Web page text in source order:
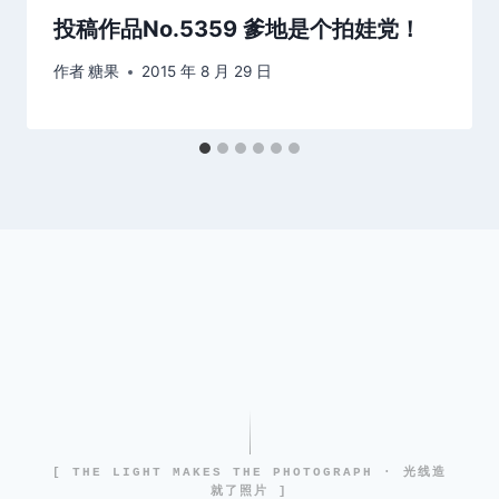
投稿作品No.5359 爹地是个拍娃党！
作者糖果 2015 年 8 月 29 日
[ THE LIGHT MAKES THE PHOTOGRAPH · 光线造
就了照片 ]